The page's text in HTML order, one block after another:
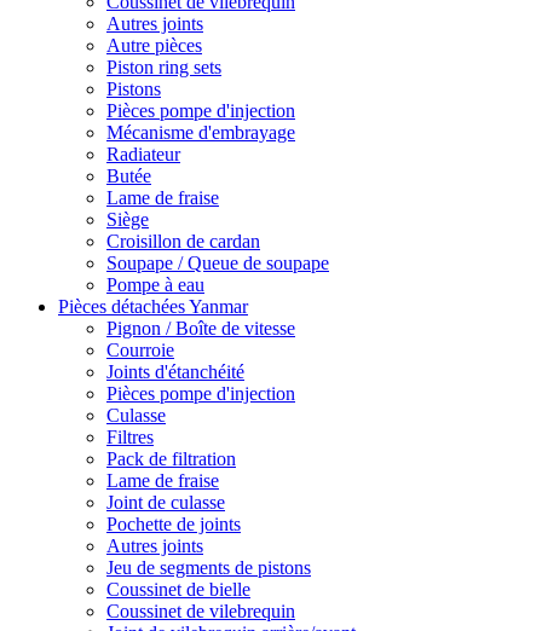
Autres joints
Autre pièces
Piston ring sets
Pistons
Pièces pompe d'injection
Mécanisme d'embrayage
Radiateur
Butée
Lame de fraise
Siège
Croisillon de cardan
Soupape / Queue de soupape
Pompe à eau
Pièces détachées Yanmar
Pignon / Boîte de vitesse
Courroie
Joints d'étanchéité
Pièces pompe d'injection
Culasse
Filtres
Pack de filtration
Lame de fraise
Joint de culasse
Pochette de joints
Autres joints
Jeu de segments de pistons
Coussinet de bielle
Coussinet de vilebrequin